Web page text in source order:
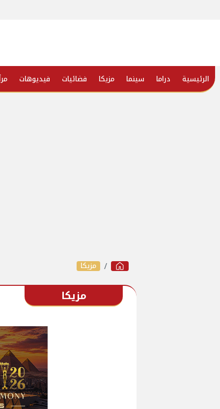
الرئيسية دراما سينما مزيكا فضائيات فيديوهات
مزيكا
مزيكا